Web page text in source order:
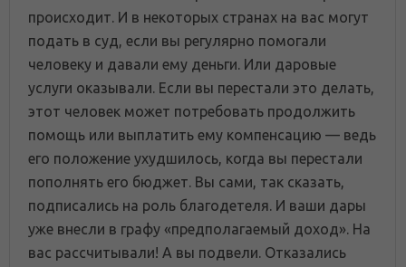
происходит. И в некоторых странах на вас могут
подать в суд, если вы регулярно помогали
человеку и давали ему деньги. Или даровые
услуги оказывали. Если вы перестали это делать,
этот человек может потребовать продолжить
помощь или выплатить ему компенсацию — ведь
его положение ухудшилось, когда вы перестали
пополнять его бюджет. Вы сами, так сказать,
подписались на роль благодетеля. И ваши дары
уже внесли в графу «предполагаемый доход». На
вас рассчитывали! А вы подвели. Отказались